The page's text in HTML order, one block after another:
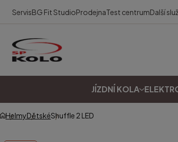
ServisBG Fit StudioProdejnaTest centrumDalší
JÍZDNÍ KOLA
HelmyDětskéShuffle 2 LED